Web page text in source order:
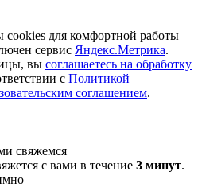
cookies для комфортной работы
сервис Яндекс.Метрика.
вы соглашаетесь на обработку
с Политикой
соглашением.
свяжемся
с вами в течение 3 минут.